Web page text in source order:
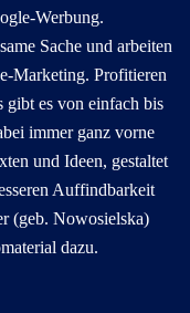
Werbung.
Sache und arbeiten
Marketing. Profitieren
gibt es von einfach bis
immer ganz vorne
und Ideen, gestaltet
Auffindbarkeit
(geb. Nowosielska)
dazu.